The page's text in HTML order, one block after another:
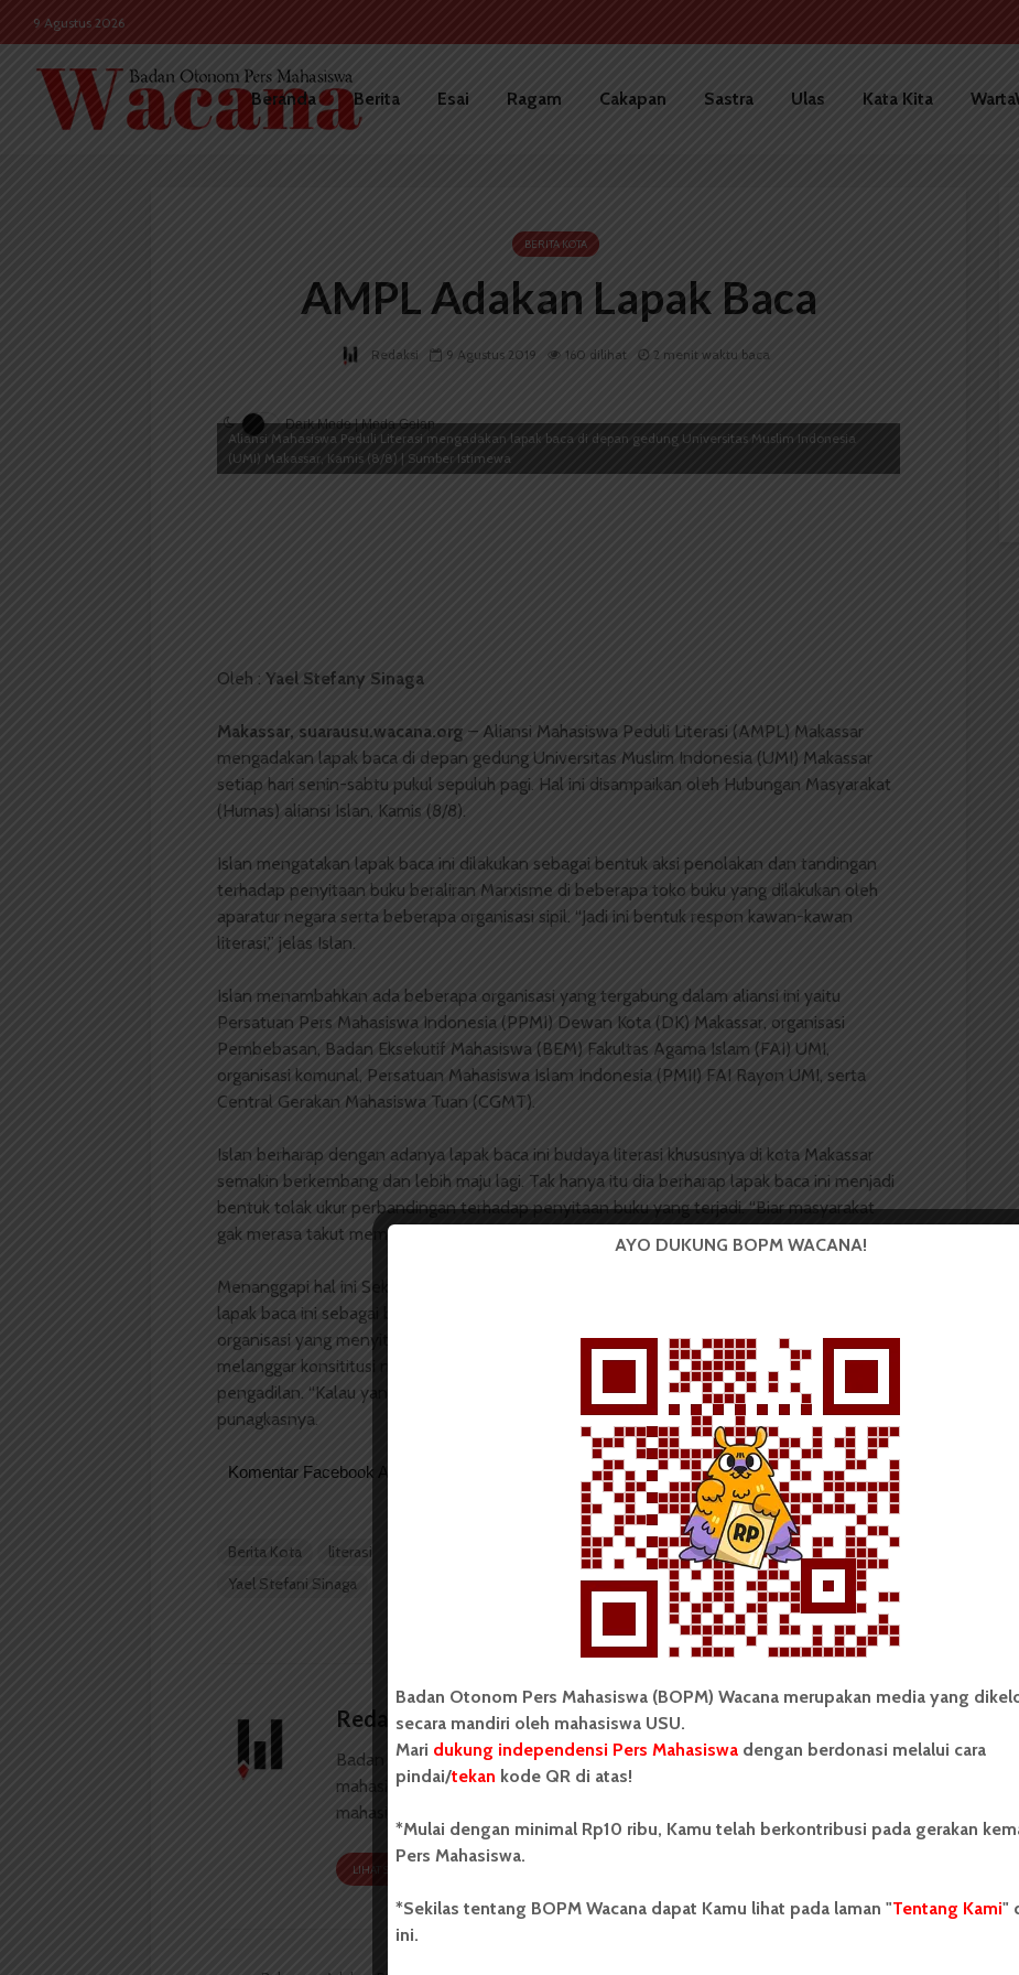
9 Agustus 2026
Beranda Berita Esai Ragam Cakapan Sastra Ulas Kata Kita
BERITA KOTA
AMPL Adakan Lapak Baca
Redaksi 9 Agustus 2019 160 dilihat 2 menit waktu baca
Dark Mode | Moda Gelap
Aliansi Mahasiswa Peduli Literasi mengadakan lapak baca di depan gedung Universitas Muslim Indonesia
(UMI) Makassar, Kamis (8/8) | Sumber Istimewa
Oleh : Yael Stefany Sinaga
Makassar, suarausu.wacana.org – Aliansi Mahasiswa Peduli Literasi (AMPL) Makassar
mengadakan lapak baca di depan gedung Universitas Muslim Indonesia (UMI) Makassar
setiap hari senin-sabtu pukul sepuluh pagi. Hal ini disampaikan oleh Hubungan Masyarakat
(Humas) aliansi Islan, Kamis (8/8).
Islan mengatakan lapak baca ini dilakukan sebagai bentuk aksi penolakan dan tandingan
terhadap penyitaan buku beraliran Marxisme di beberapa toko buku yang dilakukan oleh
aparatur negara serta beberapa organisasi sipil. “Jadi ini bentuk respon kawan-kawan
literasi,” jelas Islan.
Islan menambahkan ada beberapa organisasi yang tergabung dalam aliansi ini yaitu
Persatuan Pers Mahasiswa Indonesia (PPMI) Dewan Kota (DK) Makassar, organisasi
Pembebasan, Badan Eksekutif Mahasiswa (BEM) Fakultas Agama Islam (FAI) UMI,
organisasi komunal, Persatuan Mahasiswa Islam Indonesia (PMII) FAI Rayon UMI, serta
Central Gerakan Mahasiswa Tuan (CGMT).
Islan berharap dengan adanya lapak baca ini budaya literasi khususnya di kota Makassar
semakin berkembang dan lebih maju lagi. Tak hanya itu dia berharap lapak baca ini menjadi
bentuk tolak ukur perbandingan terhadap penyitaan buku yang terjadi. “Biar masyarakat
gak merasa takut membaca buku apa saja,” tuturnya.
Menanggapi hal ini Sekretaris Jendral (Sekjend) PPMI DK Makassar Parle mengatakan aksi
lapak baca ini sebagai bentuk tindakan mengencam terhadap tindakan aparat dan
organisasi yang menyita buku. Menurutnya penyitaan buku yang dilakukan sudah
melanggar konsititusi negara dimana penyitaan buku dilakukan jika ada putusan dari
pengadilan. “Kalau yang terjadi kemarin itu hanya asumsi kepentingan pribadi saja,”
punagkasnya.
Komentar Facebook Anda
Berita Kota literasi penyitaan buku Universitas Sumatera Utara
usu
Yael Stefani Sinaga
Redaksi
Badan Otonom Pers Mahasiswa (BOPM) Wacana merupakan pers
mahasiswa yang berdiri di luar kampus dan dikelola secara mandiri oleh
mahasiswa Universitas Sumatera Utara (USU).
LIHAT SEMUA ARTIKEL
AYO DUKUNG BOPM WACANA!
Badan Otonom Pers Mahasiswa (BOPM) Wacana merupakan media yang
secara mandiri oleh mahasiswa USU.
Mari dukung independensi Pers Mahasiswa dengan berdonasi melalui cara
pindai/tekan kode QR di atas!
*Mulai dengan minimal Rp10 ribu, Kamu telah berkontribusi pada gerakan
Pers Mahasiswa.
*Sekilas tentang BOPM Wacana dapat Kamu lihat pada laman "Tentang Kami"
ini.